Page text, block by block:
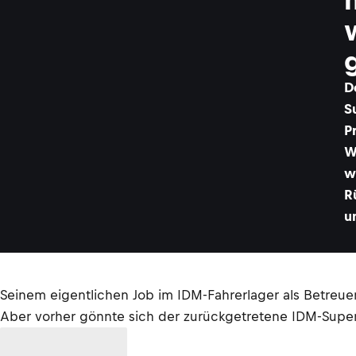
Seinem eigentlichen Job im IDM-Fahrerlager als
Aber vorher gönnte sich der zurückgetretene IDM-